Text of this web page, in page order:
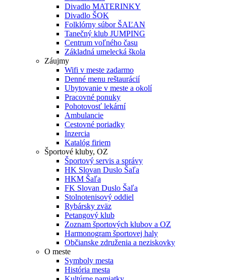
Divadlo MATERINKY
Divadlo ŠOK
Folklórny súbor ŠAĽAN
Tanečný klub JUMPING
Centrum voľného času
Základná umelecká škola
Záujmy
Wifi v meste zadarmo
Denné menu reštaurácií
Ubytovanie v meste a okolí
Pracovné ponuky
Pohotovosť lekární
Ambulancie
Cestovné poriadky
Inzercia
Katalóg firiem
Športové kluby, OZ
Športový servis a správy
HK Slovan Duslo Šaľa
HKM Šaľa
FK Slovan Duslo Šaľa
Stolnotenisový oddiel
Rybársky zväz
Petangový klub
Zoznam športových klubov a OZ
Harmonogram športovej haly
Občianske združenia a neziskovky
O meste
Symboly mesta
História mesta